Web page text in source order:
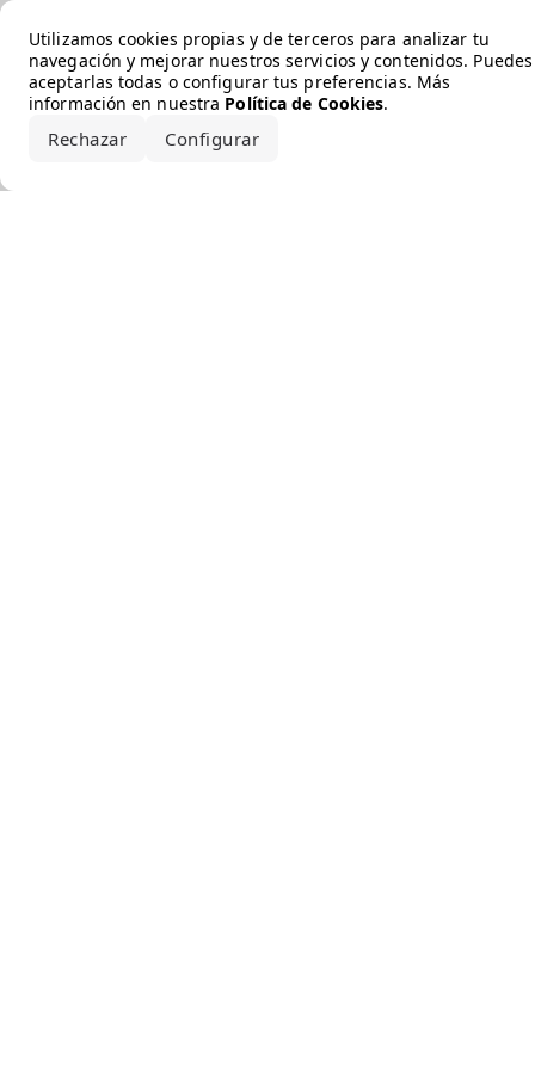
Utilizamos cookies propias y de terceros para analizar tu
navegación y mejorar nuestros servicios y contenidos. Puedes
aceptarlas todas o configurar tus preferencias. Más
información en nuestra Política de Cookies.
Rechazar Configurar
Error loading the brand